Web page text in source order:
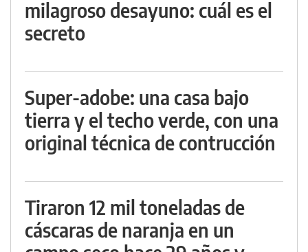
milagroso desayuno: cuál es el
secreto
Super-adobe: una casa bajo
tierra y el techo verde, con una
original técnica de contrucción
Tiraron 12 mil toneladas de
cáscaras de naranja en un